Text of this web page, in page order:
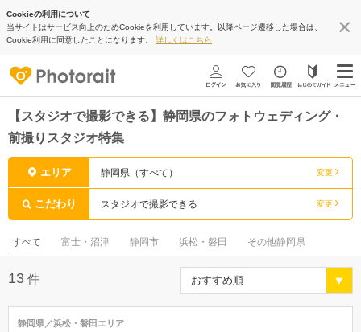
Cookieの利用について
当サイトはサービス向上のためCookieを利用しています。以降ページ遷移した場合は、
Cookie利用に同意したことになります。 詳しくはこちら
【スタジオで撮影できる】静岡県のフォトウェディング・
前撮りスタジオ特集
エリア 静岡県（すべて） 変更
こだわり スタジオで撮影できる 変更
すべて 富士・沼津 静岡市 浜松・磐田 その他静岡県
13 件
静岡県／浜松・磐田エリア